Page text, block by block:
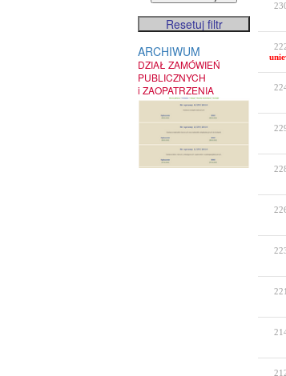
ARCHIWUM
DZIAŁ ZAMÓWIEŃ
PUBLICZNYCH
i ZAOPATRZENIA